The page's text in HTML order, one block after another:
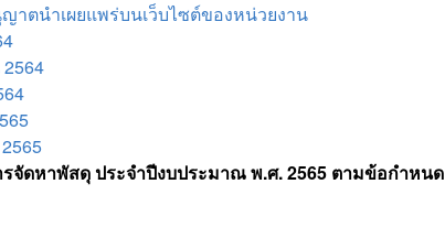
ตนำเผยแพร่บนเว็บไซต์ของหน่วยงาน
จัดหาพัสดุ ประจำปีงบประมาณ พ.ศ. 2565 ตามข้อกำหนด